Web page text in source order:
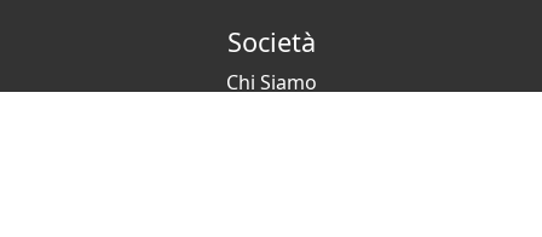
Società
Chi Siamo